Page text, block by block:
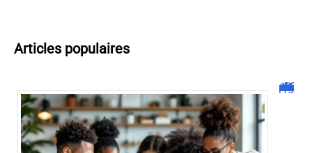
Articles populaires
Malgrim com : tout ce que vous devez savoir sur la plateforme !